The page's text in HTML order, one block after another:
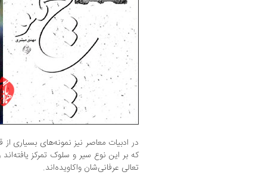
در ادبیات معاصر نیز نمونه‌های بسیاری از
که بر این نوع سیر و سلوک تمرکز
تعالی عرفانی‌شان واکاویده‌اند.